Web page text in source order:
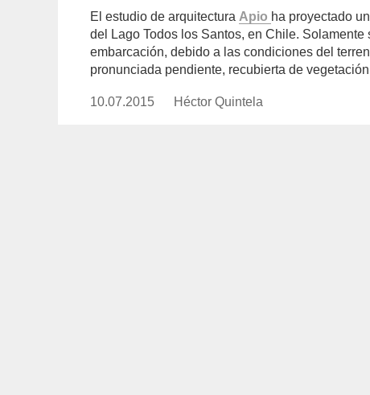
El estudio de arquitectura Apio ha proyectado
del Lago Todos los Santos, en Chile.
embarcación, debido a las condiciones del
pronunciada pendiente, recubierta de
Publicado
10.07.2015 https://www.experimenta.es/
Héctor Quintela